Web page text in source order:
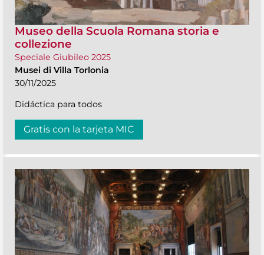
Museo della Scuola Romana storia e
collezione
Speciale Giubileo 2025
Musei di Villa Torlonia
30/11/2025
Didáctica para todos
Gratis con la tarjeta MIC